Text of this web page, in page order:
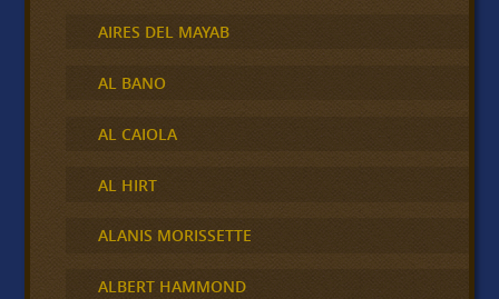
AIRES DEL MAYAB
AL BANO
AL CAIOLA
AL HIRT
ALANIS MORISSETTE
ALBERT HAMMOND